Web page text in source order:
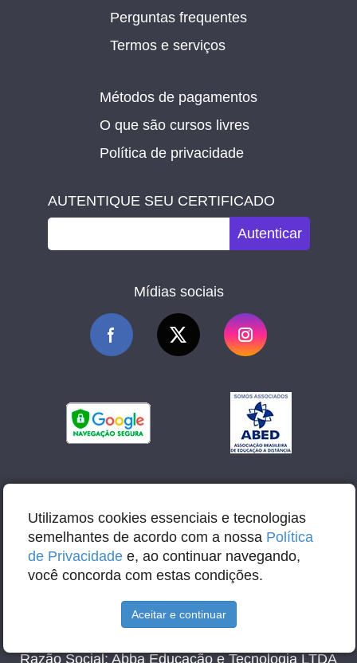
Perguntas frequentes
Termos e serviços
Métodos de pagamentos
O que são cursos livres
Política de privacidade
AUTENTIQUE SEU CERTIFICADO
Autenticar
Mídias sociais
E-mail: contato@abbacursos.com.br
Razão Social: Abba Educação e Tecnologia LTDA
Utilizamos cookies essenciais e tecnologias
semelhantes de acordo com a nossa Política
de Privacidade e, ao continuar navegando,
você concorda com estas condições.
Aceitar e continuar